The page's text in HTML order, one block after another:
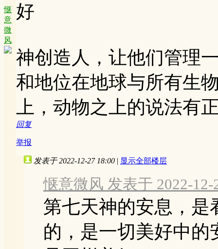
惬
意
微
风
好
神创造人，让他们管理
和地位在地球与所有生
上，动物之上的说法有
回复
举报
发表于 2022-12-27 18:00 | 显示全部楼层
惬意微风 发表于 2022-12-
第七天神的安息，是
的，是一切美好中